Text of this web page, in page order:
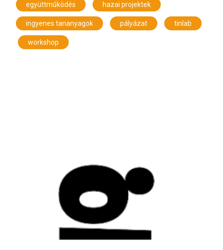
együttműködés hazai projektek
ingyenes tananyagok pályázat tinlab
workshop